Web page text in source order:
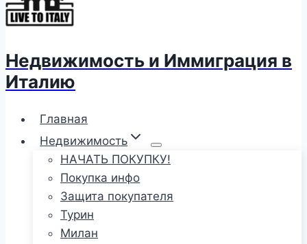
Недвижимость и Иммиграция в
Италию
Главная
Недвижимость
НАЧАТЬ ПОКУПКУ!
Покупка инфо
Защита покупателя
Турин
Милан